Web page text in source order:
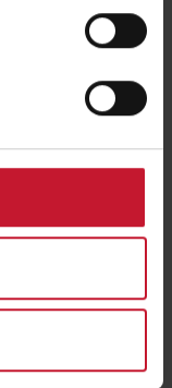
Cookies der
Sie in unserer
zur Übersicht